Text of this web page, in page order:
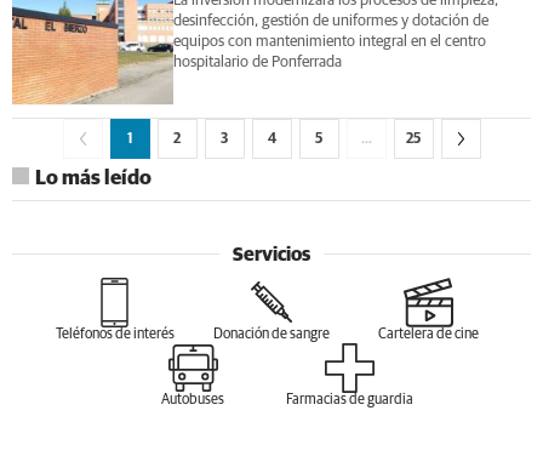
desinfección, gestión de uniformes y dotación de
equipos con mantenimiento integral en el centro
hospitalario de Ponferrada
1 2 3 4 5 … 25
Lo más leído
Servicios
Teléfonos de interés Donación de sangre Cartelera de cine
Autobuses Farmacias de guardia